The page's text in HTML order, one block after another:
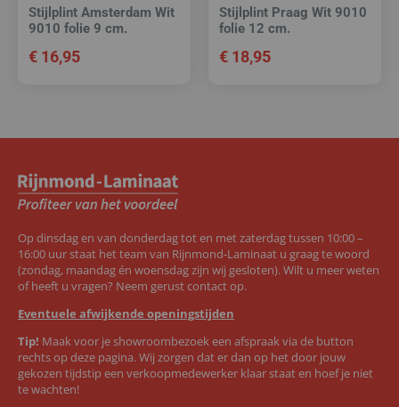
Stijlplint Amsterdam Wit
9010 folie 9 cm.
€ 16,95
Stijlplint Praag Wit 9010
folie 12 cm.
€ 18,95
Op dinsdag en van donderdag tot en met zaterdag tussen 10:00 –
16:00 uur staat het team van Rijnmond-Laminaat u graag te woord
(zondag, maandag én woensdag zijn wij gesloten). Wilt u meer weten
of heeft u vragen? Neem gerust contact op.
Eventuele afwijkende openingstijden
Tip! Maak voor je showroombezoek een afspraak via de button
rechts op deze pagina. Wij zorgen dat er dan op het door jouw
gekozen tijdstip een verkoopmedewerker klaar staat en hoef je niet
te wachten!